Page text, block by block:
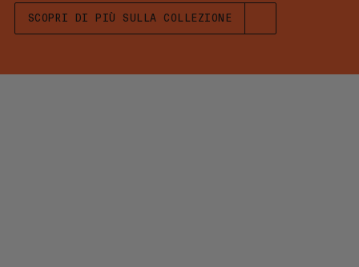
SCOPRI DI PIÙ SULLA COLLEZIONE